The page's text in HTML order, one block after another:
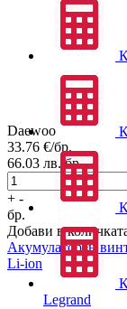
Daewoo
33.76 €/бр.
66.03 лв./бр.
+ -
бр.
Добави в
Акумулаторен
Li-ion
Legrand